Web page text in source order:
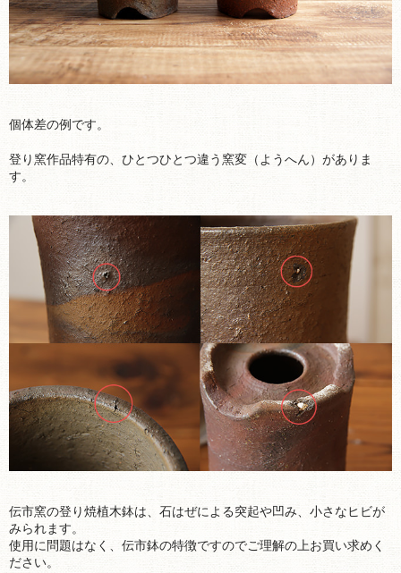
個体差の例です。
登り窯作品特有の、ひとつひとつ違う窯変（ようへん）がありま
す。
伝市窯の登り焼植木鉢は、石はぜによる突起や凹み、小さなヒビが
みられます。
使用に問題はなく、伝市鉢の特徴ですのでご理解の上お買い求めく
ださい。